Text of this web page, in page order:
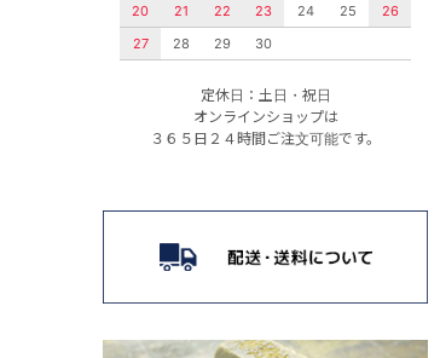
20
21 22 23 24 25
26
27
28 29 30
定休日：土日・祝日
オンラインショップは
３６５日２４時間ご注文可能です。